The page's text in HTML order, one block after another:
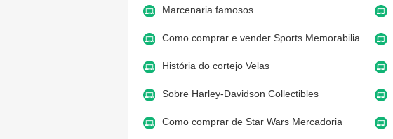
Marcenaria famosos
Como comprar e vender Sports Memorabilia…
História do cortejo Velas
Sobre Harley-Davidson Collectibles
Como comprar de Star Wars Mercadoria